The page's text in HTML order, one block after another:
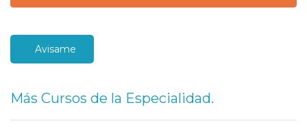
Avisame
Más Cursos de la Especialidad.